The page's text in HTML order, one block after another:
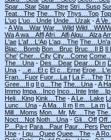
Spar…Star Star…Stre Stri…Susp
Teat…The The…Thy Thys…Top
L'uo L'uo…Unde Unde…Uzak -A
-A Wa…War War,…Wild Wild…WWW
WaA wa…AfflAfri…AlfiAlgu…Alza
L'ae L'af…L'Ap L'aq…The The…Un'a
Blac…Bomb Bon…Bruc Bruc…Il B Il
Che' Cher…City City…Come
The…Una - Des…Dear Dear…Di n
Una - ...e…El c El c…Erne
Fran…Fuor Fuor…La f La F…The
Gree…Il g Il g…The The…Una -A
Immo Impa…Inco Inco…Inte Inte…Ip
Heli…King Kink…The -A Le…Lake
Lunc…Una -A Ma…Il m Il m…La m
Mill…Moms Mon…Mr. Mr.…The
Noct…Not Noth…Una - Gli…Off
P…Pa-r Para…Paur Paur…Pers
Une - I qu…Quee Quee…The -A